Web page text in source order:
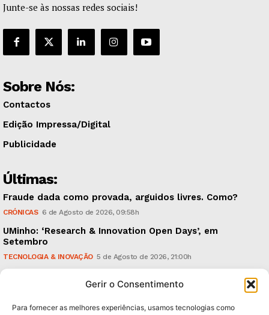
Gerir o Consentimento
Para fornecer as melhores experiências, usamos tecnologias como
Junte-se às nossas redes sociais!
Sobre Nós:
Contactos
Edição Impressa/Digital
Publicidade
Últimas:
Fraude dada como provada, arguidos livres. Como?
CRÓNICAS 6 de Agosto de 2026, 09:58h
UMinho: ‘Research & Innovation Open Days’, em
Setembro
TECNOLOGIA & INOVAÇÃO 5 de Agosto de 2026, 21:00h
avança para a sua concretização